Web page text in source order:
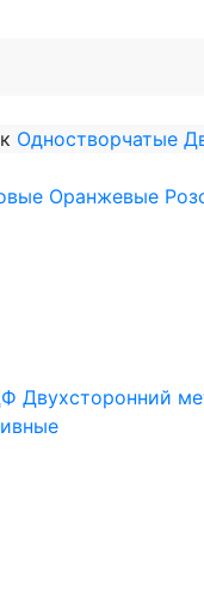
Одностворчатые
Оранжевые
Двухсторонний